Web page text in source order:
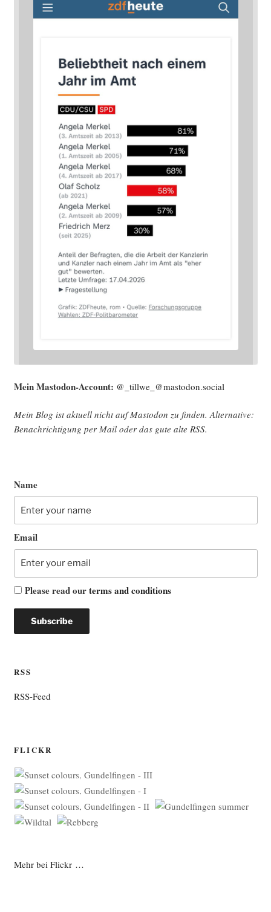
Mein Mast­o­don-Account: @_tillwe_@mastodon.social
Mein Blog ist aktu­ell nicht auf Mast­o­don zu fin­den. Alter­na­ti­ve:
Benach­rich­ti­gung per Mail oder das gute alte RSS.
Name
Email
Please read ourterms and conditions
RSS
RSS-Feed
FLICKR
Mehr bei Flickr …